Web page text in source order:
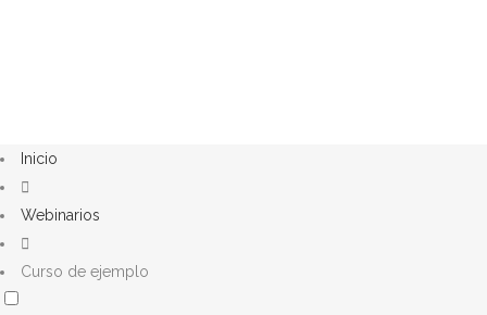
Inicio
Webinarios
Curso de ejemplo